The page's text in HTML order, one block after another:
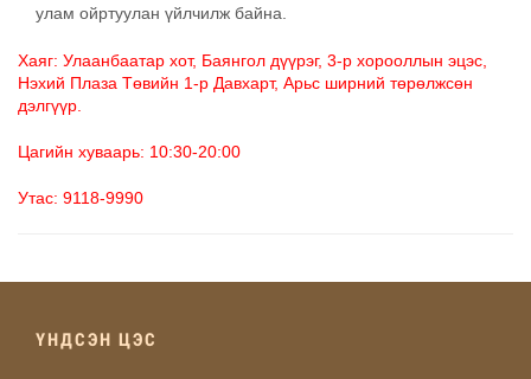
улам ойртуулан үйлчилж байна.
Хаяг: Улаанбаатар хот, Баянгол дүүрэг, 3-р хорооллын эцэс,
Нэхий Плаза Төвийн 1-р Давхарт, Арьс ширний төрөлжсөн
дэлгүүр.
Цагийн хуваарь: 10:30-20:00
Утас: 9118-9990
ҮНДСЭН ЦЭС